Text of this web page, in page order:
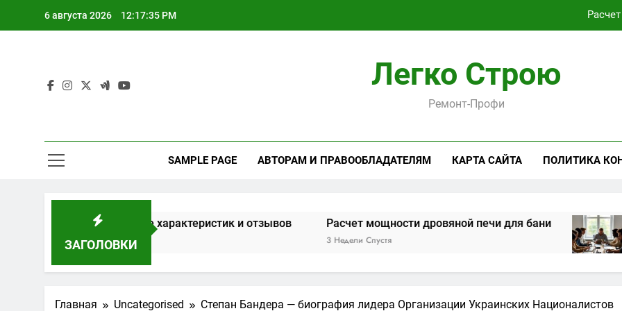
6 августа 2026 12:17:36 PM
Виртуальная платёжная карта за 5 минут без
Критерии выбора пластиковых окон
Как проходит практическая подготовка по
Легко Строю
Ремонт-Профи
SAMPLE PAGE АВТОРАМ И ПРАВООБЛАДАТЕЛЯМ КАРТА САЙТА ПОЛИТИКА
ЗАГОЛОВКИ
на основе характеристик и отзывов Расчет мощности дровяной печи для бани Как
1 Месяц
Главная Uncategorised Степан Бандера — биография лидера Организации Украинских Националистов